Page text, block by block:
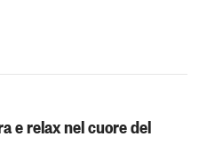
e relax nel cuore del